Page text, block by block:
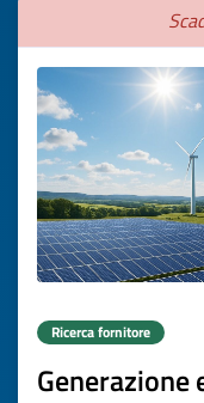
Ricerca fornitore